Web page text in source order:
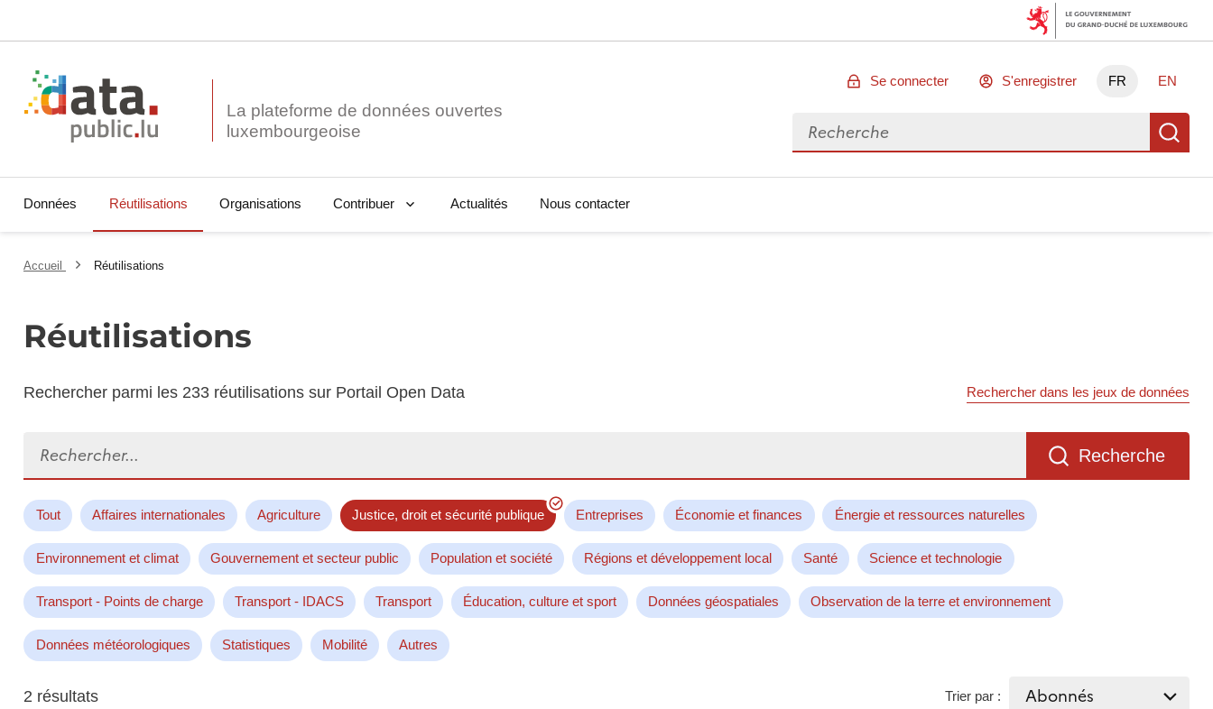
La plateforme de données ouvertes
Se connecter S'enregistrer FR EN
Rechercher des données
Données Réutilisations Organisations Contribuer Actualités Nous contacter
Accueil Réutilisations
Réutilisations
Rechercher parmi les 233 réutilisations sur Portail Open Data Rechercher dans les jeux de données
Recherche
Tout Affaires internationales Agriculture Justice, droit et sécurité publique Entreprises Économie et finances Énergie et ressources naturelles
Environnement et climat Gouvernement et secteur public Population et société Régions et développement local Santé Science et technologie
Transport - Points de charge Transport - IDACS Transport Éducation, culture et sport Données géospatiales Observation de la terre et environnement
Données météorologiques Statistiques Mobilité Autres
2 résultats Trier par :